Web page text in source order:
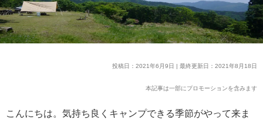
投稿日：2021年6月9日 | 最終更新日：2021年8月18日
本記事は一部にプロモーションを含みます
こんにちは。気持ち良くキャンプできる季節がやって来ま